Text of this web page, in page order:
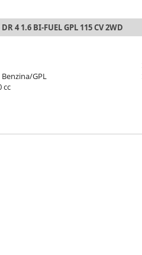
4 1.6 BI-FUEL GPL 115 CV 2WD
GPL
cc